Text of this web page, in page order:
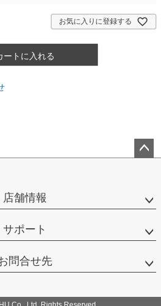
お気に入りに登録する
ートに入れる
店舗情報
サポート
問合せ先